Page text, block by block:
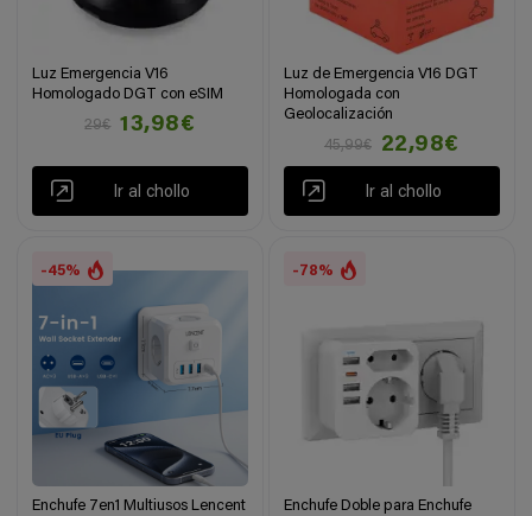
Luz Emergencia V16
Homologado DGT con eSIM
29€
13,98€
Ir al chollo
Luz de Emergencia V16 DGT
Homologada con
Geolocalización
45,99€
22,98€
Ir al chollo
-45%
Enchufe 7en1 Multiusos Lencent
-78%
Enchufe Doble para Enchufe